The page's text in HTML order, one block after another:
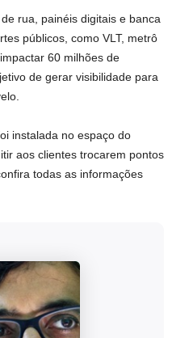
rua, painéis digitais e banca
públicos, como VLT, metrô
60 milhões de
de gerar visibilidade para
instalada no espaço do
aos clientes trocarem pontos
todas as informações